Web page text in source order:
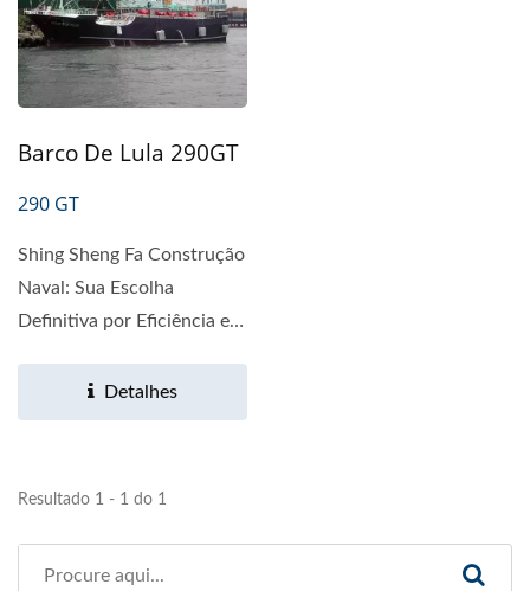
Barco De Lula 290GT
290 GT
Shing Sheng Fa Construção
Naval: Sua Escolha
Definitiva por Eficiência e
Procurando...Detalhes
Resultado 1 - 1 do 1